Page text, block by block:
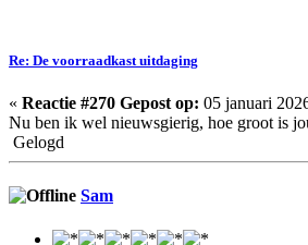
Re: De voorraadkast uitdaging
« Reactie #270 Gepost op: 05 januari
Nu ben ik wel nieuwsgierig, hoe groot is
Gelogd
Sam